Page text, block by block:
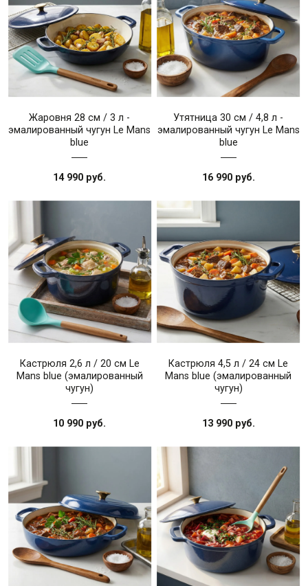
Жаровня 28 см / 3 л -
эмалированный чугун Le Mans
blue
14 990 руб.
Утятница 30 см / 4,8 л -
эмалированный чугун Le Mans
blue
16 990 руб.
Кастрюля 2,6 л / 20 см Le
Mans blue (эмалированный
чугун)
10 990 руб.
Кастрюля 4,5 л / 24 см Le
Mans blue (эмалированный
чугун)
13 990 руб.